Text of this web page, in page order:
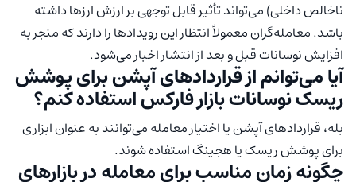
ناخالص داخلی) می‌تواند تأثیر قابل توجهی بر ارزش ارزها داشته
باشد. معامله‌گران معمولاً انتظار این رویدادها را دارند که منجر به
افزایش نوسانات قبل و بعد از انتشار اخبار می‌شود.
آیا می‌توانم از قراردادهای آپشن برای پوشش
ریسک نوسانات بازار فارکس استفاده کنم؟
بله، قراردادهای آپشن یا اختیار معامله می‌توانند به عنوان ابزاری
برای پوشش ریسک یا هجینگ استفاده شوند.
چگونه زمان مناسب برای معامله در بازارهای